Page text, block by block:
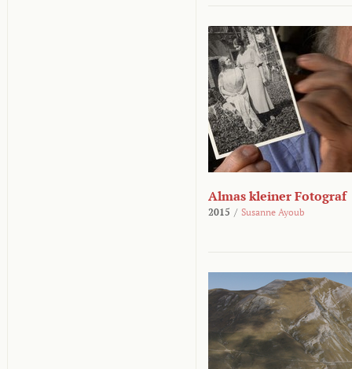
Almas kleiner Fotograf
2015 / Susanne Ayoub